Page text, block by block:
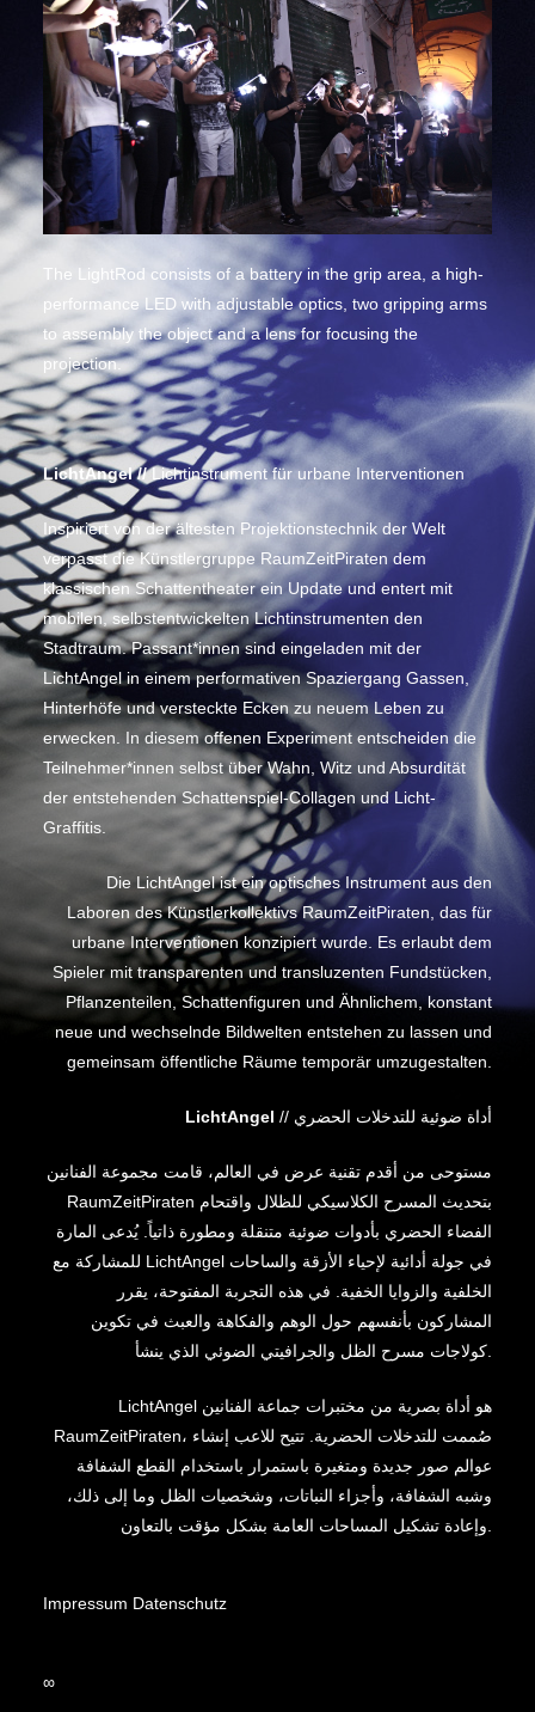
The LightRod consists of a battery in the grip area, a high-
performance LED with adjustable optics, two gripping arms
to assembly the object and a lens for focusing the
projection.
LichtAngel //Lichtinstrument für urbane Interventionen
Inspiriert von der ältesten Projektionstechnik der Welt
verpasst die Künstlergruppe RaumZeitPiraten dem
klassischen Schattentheater ein Update und entert mit
mobilen, selbstentwickelten Lichtinstrumenten den
Stadtraum. Passant*innen sind eingeladen mit der
LichtAngel in einem performativen Spaziergang Gassen,
Hinterhöfe und versteckte Ecken zu neuem Leben zu
erwecken. In diesem offenen Experiment entscheiden die
Teilnehmer*innen selbst über Wahn, Witz und Absurdität
der entstehenden Schattenspiel-Collagen und Licht-
Graffitis.
Die LichtAngel ist ein optisches Instrument aus den
Laboren des Künstlerkollektivs RaumZeitPiraten, das für
urbane Interventionen konzipiert wurde. Es erlaubt dem
Spieler mit transparenten und transluzenten Fundstücken,
Pflanzenteilen, Schattenfiguren und Ähnlichem, konstant
neue und wechselnde Bildwelten entstehen zu lassen und
gemeinsam öffentliche Räume temporär umzugestalten.
LichtAngel // أداة ضوئية للتدخلات الحضري
مستوحى من أقدم تقنية عرض في العالم، قامت مجموعة الفنانين
RaumZeitPiraten بتحديث المسرح الكلاسيكي للظلال واقتحام
الفضاء الحضري بأدوات ضوئية متنقلة ومطورة ذاتياً. يُدعى المارة
للمشاركة مع LichtAngel في جولة أدائية لإحياء الأزقة والساحات
الخلفية والزوايا الخفية. في هذه التجربة المفتوحة، يقرر
المشاركون بأنفسهم حول الوهم والفكاهة والعبث في تكوين
كولاجات مسرح الظل والجرافيتي الضوئي الذي ينشأ.
LichtAngel هو أداة بصرية من مختبرات جماعة الفنانين
RaumZeitPiraten، صُممت للتدخلات الحضرية. تتيح للاعب إنشاء
عوالم صور جديدة ومتغيرة باستمرار باستخدام القطع الشفافة
وشبه الشفافة، وأجزاء النباتات، وشخصيات الظل وما إلى ذلك،
وإعادة تشكيل المساحات العامة بشكل مؤقت بالتعاون.
Impressum Datenschutz
∞